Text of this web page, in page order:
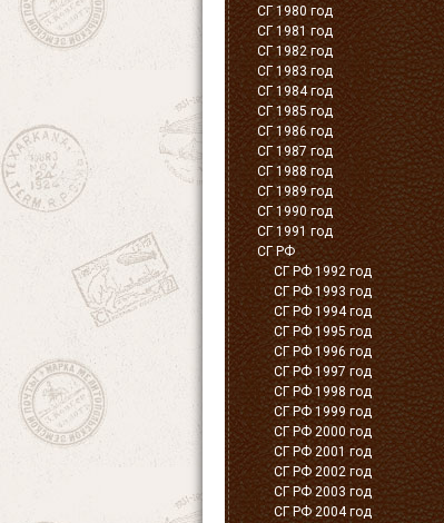
СГ 1980 год
СГ 1981 год
СГ 1982 год
СГ 1983 год
СГ 1984 год
СГ 1985 год
СГ 1986 год
СГ 1987 год
СГ 1988 год
СГ 1989 год
СГ 1990 год
СГ 1991 год
СГ РФ
СГ РФ 1992 год
СГ РФ 1993 год
СГ РФ 1994 год
СГ РФ 1995 год
СГ РФ 1996 год
СГ РФ 1997 год
СГ РФ 1998 год
СГ РФ 1999 год
СГ РФ 2000 год
СГ РФ 2001 год
СГ РФ 2002 год
СГ РФ 2003 год
СГ РФ 2004 год